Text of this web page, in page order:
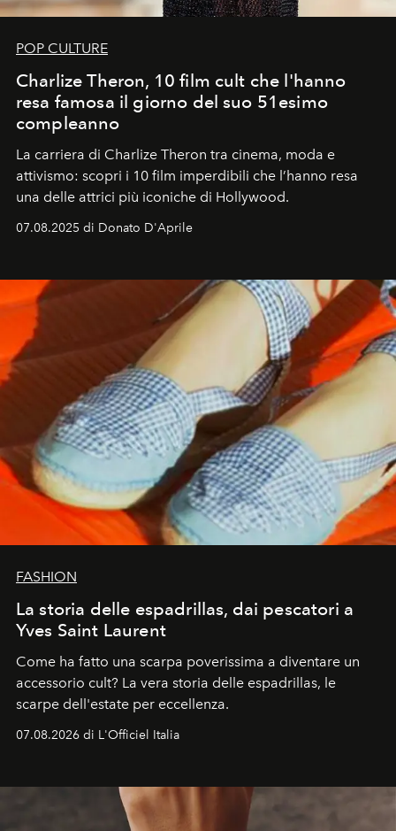
POP CULTURE
Charlize Theron, 10 film cult che l'hanno
resa famosa il giorno del suo 51esimo
compleanno
La carriera di Charlize Theron tra cinema, moda e
attivismo: scopri i 10 film imperdibili che l’hanno resa
una delle attrici più iconiche di Hollywood.
07.08.2025 di Donato D'Aprile
FASHION
La storia delle espadrillas, dai pescatori a
Yves Saint Laurent
Come ha fatto una scarpa poverissima a diventare un
accessorio cult? La vera storia delle espadrillas, le
scarpe dell'estate per eccellenza.
07.08.2026 di L'Officiel Italia